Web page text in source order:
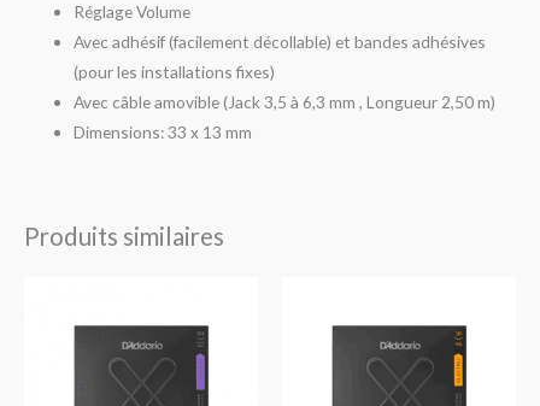
Réglage Volume
Avec adhésif (facilement décollable) et bandes adhésives
(pour les installations fixes)
Avec câble amovible (Jack 3,5 à 6,3 mm , Longueur 2,50 m)
Dimensions: 33 x 13 mm
Produits similaires